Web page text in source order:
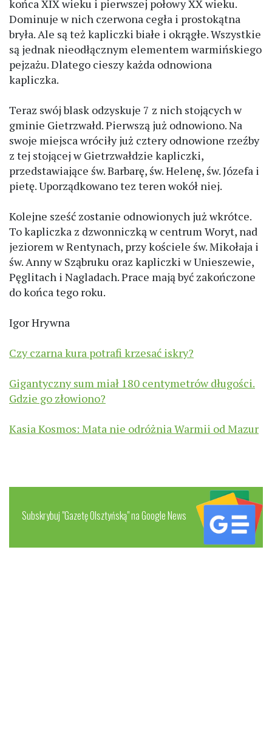
końca XIX wieku i pierwszej połowy XX wieku.
Dominuje w nich czerwona cegła i prostokątna
bryła. Ale są też kapliczki białe i okrągłe. Wszystkie
są jednak nieodłącznym elementem warmińskiego
pejzażu. Dlatego cieszy każda odnowiona
kapliczka.
Teraz swój blask odzyskuje 7 z nich stojących w
gminie Gietrzwałd. Pierwszą już odnowiono. Na
swoje miejsca wróciły już cztery odnowione rzeźby
z tej stojącej w Gietrzwałdzie kapliczki,
przedstawiające św. Barbarę, św. Helenę, św. Józefa i
pietę. Uporządkowano tez teren wokół niej.
Kolejne sześć zostanie odnowionych już wkrótce.
To kapliczka z dzwonniczką w centrum Woryt, nad
jeziorem w Rentynach, przy kościele św. Mikołaja i
św. Anny w Sząbruku oraz kapliczki w Unieszewie,
Pęglitach i Nagladach. Prace mają być zakończone
do końca tego roku.
Igor Hrywna
Czy czarna kura potrafi krzesać iskry?
Gigantyczny sum miał 180 centymetrów długości.
Gdzie go złowiono?
Kasia Kosmos: Mata nie odróżnia Warmii od Mazur
Subskrybuj "Gazetę Olsztyńską" na Google News